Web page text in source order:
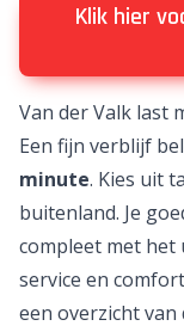
Klik hier
Van der Valk last
Een fijn verblijf
minute. Kies uit
buitenland. Je
compleet met
service en
een overzicht